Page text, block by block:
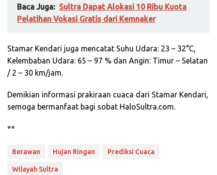
Baca Juga: Sultra Dapat Alokasi 10 Ribu Kuota
Pelatihan Vokasi Gratis dari Kemnaker
Stamar Kendari juga mencatat Suhu Udara: 23 – 32°C,
Kelembaban Udara: 65 – 97 % dan Angin: Timur – Selatan
/ 2 – 30 km/jam.
Demikian informasi prakiraan cuaca dari Stamar Kendari,
semoga bermanfaat bagi sobat HaloSultra.com.
**
Berawan Hujan Ringan Prediksi Cuaca
Wilayah Sultra